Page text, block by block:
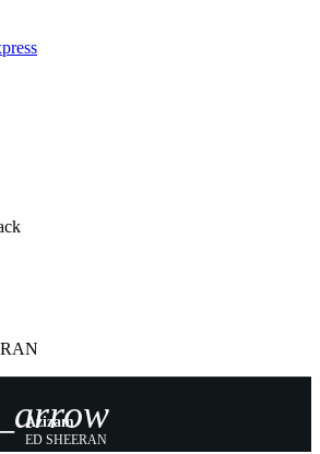
Azizam
ED SHEERAN